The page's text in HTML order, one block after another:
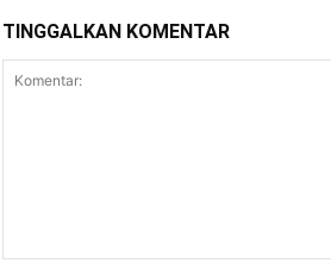
TINGGALKAN KOMENTAR